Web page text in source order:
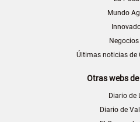
Mundo
Negocios
Últimas noticias de
Otras webs de
Diario de
Diario de